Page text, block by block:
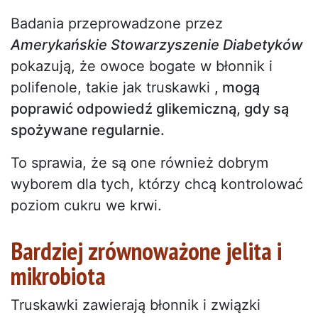
Badania przeprowadzone przez
Amerykańskie Stowarzyszenie Diabetyków
pokazują, że owoce bogate w błonnik i
polifenole, takie jak truskawki , mogą
poprawić odpowiedź glikemiczną, gdy są
spożywane regularnie.
To sprawia, że są one również dobrym
wyborem dla tych, którzy chcą kontrolować
poziom cukru we krwi.
Bardziej zrównoważone jelita i
mikrobiota
Truskawki zawierają błonnik i związki